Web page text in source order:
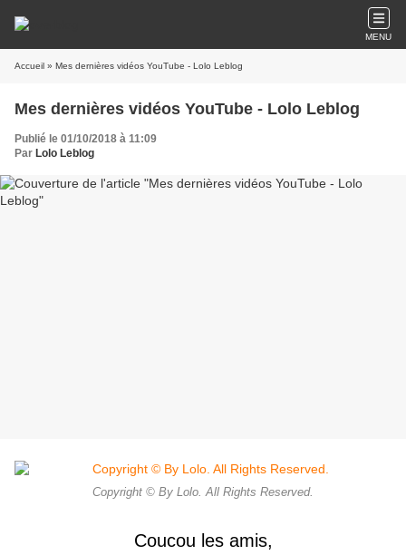
MENU
Accueil » Mes dernières vidéos YouTube - Lolo Leblog
Mes dernières vidéos YouTube - Lolo Leblog
Publié le 01/10/2018 à 11:09
Par Lolo Leblog
Copyright © By Lolo. All Rights Reserved.
Coucou les amis,